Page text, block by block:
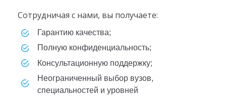
Сотрудничая с нами, вы получаете:
гарантию качества;
полную конфиденциальность;
консультационную поддержку;
неограниченный выбор вузов,
специальностей и уровней